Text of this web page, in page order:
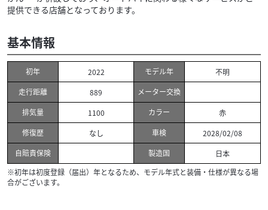
提供できる店舗となっております。
基本情報
初年 2022 モデル年
不明
走行距離
889
メーター交換
排気量
1100 カラー
赤
修復歴
なし 車検
2028/02/08
自賠責保険
製造国
日本
※初年は初度登録（届出）年となるため、モデル年式と装備・仕様が異なる場
合がございます。